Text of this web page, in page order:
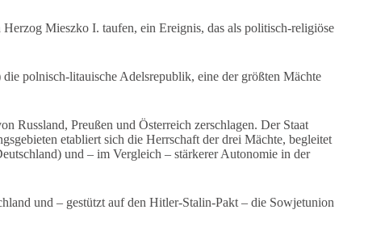
Mieszko I. taufen, ein Ereignis, das als politisch-religiöse
polnisch-litauische Adelsrepublik, eine der größten Mächte
Russland, Preußen und Österreich zerschlagen. Der Staat
etabliert sich die Herrschaft der drei Mächte, begleitet
und – im Vergleich – stärkerer Autonomie in der
und – gestützt auf den Hitler-Stalin-Pakt – die Sowjetunion